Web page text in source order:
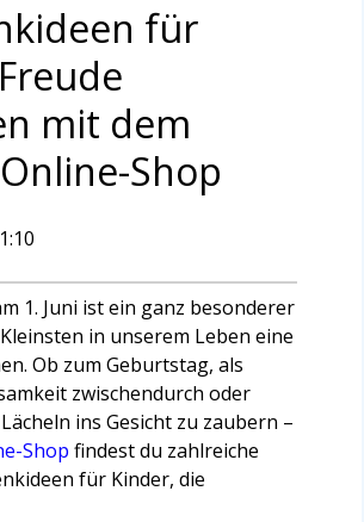
für
mit dem
Online-Shop
1. Juni ist ein ganz besonderer
in unserem Leben eine
Ob zum Geburtstag, als
zwischendurch oder
ins Gesicht zu zaubern –
Shop findest du zahlreiche
für Kinder, die